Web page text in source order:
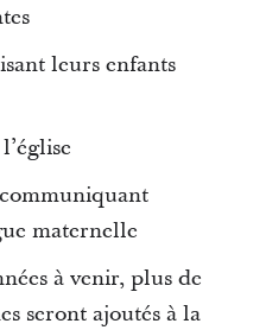
leurs enfants
maternelle
à venir, plus de
seront ajoutés à la